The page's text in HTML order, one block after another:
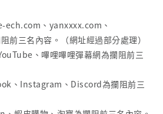
ech.com、yanxxxx.com、
前三名內容。（網址經過部分處理）
、嗶哩嗶哩彈幕網為攔阻前三
、Instagram、Discord為攔阻前三